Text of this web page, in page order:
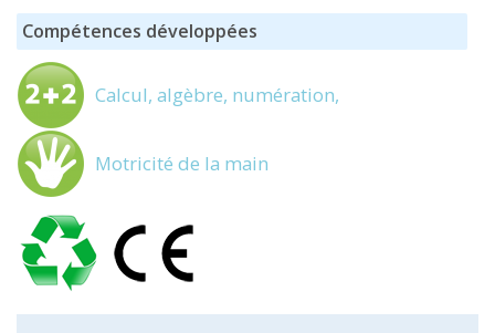
Compétences développées
Calcul, algèbre, numération,
Motricité de la main